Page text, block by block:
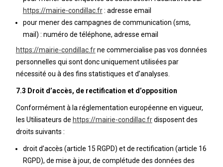
https://mairie-condillac.fr: adresse email
pour mener des campagnes de communication (sms,
mail) : numéro de téléphone, adresse email
https://mairie-condillac.frne commercialise pas vos données
personnelles qui sont donc uniquement utilisées par
nécessité ou à des fins statistiques et d’analyses.
7.3 Droit d’accès, de rectification et d’opposition
Conformément à la réglementation européenne en vigueur,
les Utilisateurs de https://mairie-condillac.frdisposent des
droits suivants :
droit d’accès (article 15 RGPD) et de rectification (article 16
RGPD), de mise à jour, de complétude des données des